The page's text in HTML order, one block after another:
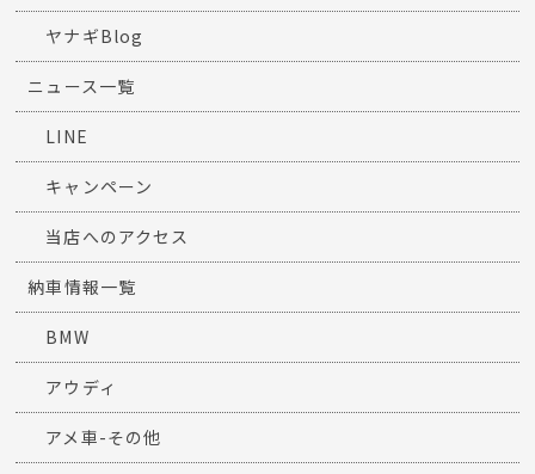
ヤナギBlog
ニュース一覧
LINE
キャンペーン
当店へのアクセス
納車情報一覧
BMW
アウディ
アメ車-その他